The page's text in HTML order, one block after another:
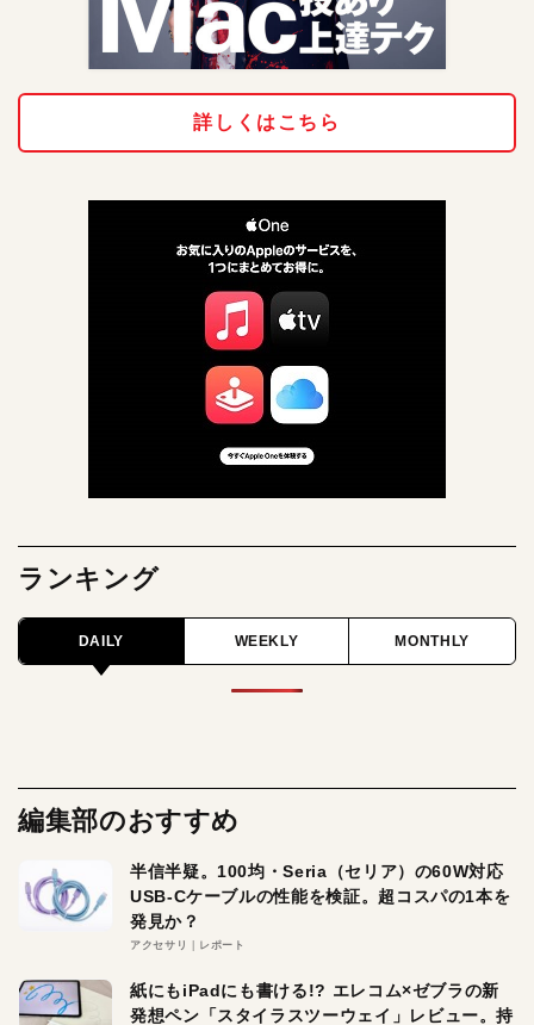
詳しくはこちら
ランキング
DAILY WEEKLY MONTHLY
編集部のおすすめ
半信半疑。100均・Seria（セリア）の60W対応
USB-Cケーブルの性能を検証。超コスパの1本を
発見か？
アクセサリ レポート
紙にもiPadにも書ける!? エレコム×ゼブラの新
発想ペン「スタイラスツーウェイ」レビュー。持